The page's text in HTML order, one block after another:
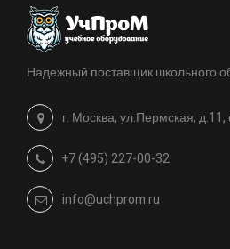
Надежный поставщик школьного
г. Москва, ул.Пермская,
+7 (495) 227-00-32
info@uchprom.ru